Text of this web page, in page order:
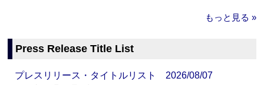
もっと見る »
Press Release Title List
プレスリリース・タイトルリスト 2026/08/07